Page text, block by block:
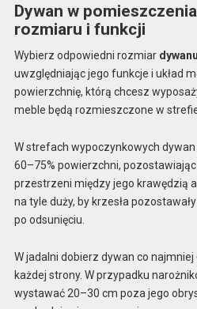
Dywan w
rozmiaru i funkcji
Wybierz odpowiedni rozmiar dywanu
uwzględniając jego funkcje i układ
powierzchnię, którą chcesz
meble będą rozmieszczone w
W strefach wypoczynkowych
60–75% powierzchni,
przestrzeni między jego krawędzią
na tyle duży, by krzesła
po odsunięciu.
W jadalni dobierz dywan co
każdej strony. W przypadku
wystawać 20–30 cm poza jego